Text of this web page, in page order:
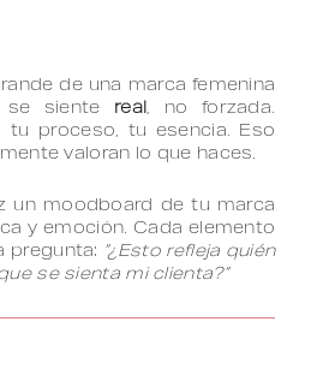
de una marca femenina
se siente real , no forzada.
tu proceso, tu esencia. Eso
valoran lo que haces.
un moodboard de tu marca
y emoción. Cada elemento
pregunta: “¿Esto refleja quién
se sienta mi clienta?”